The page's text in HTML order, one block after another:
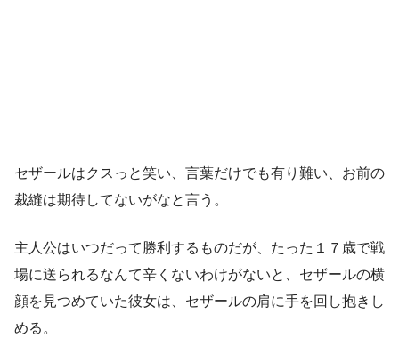
セザールはクスっと笑い、言葉だけでも有り難い、お前の
裁縫は期待してないがなと言う。
主人公はいつだって勝利するものだが、たった１７歳で戦
場に送られるなんて辛くないわけがないと、セザールの横
顔を見つめていた彼女は、セザールの肩に手を回し抱きし
める。